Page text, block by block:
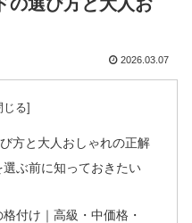
2026.03.07
方と大人おしゃれの正解
ぶ前に知っておきたい
付け｜高級・中価格・